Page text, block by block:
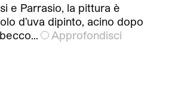
e Parrasio, la pittura è
d’uva dipinto, acino dopo
Approfondisci